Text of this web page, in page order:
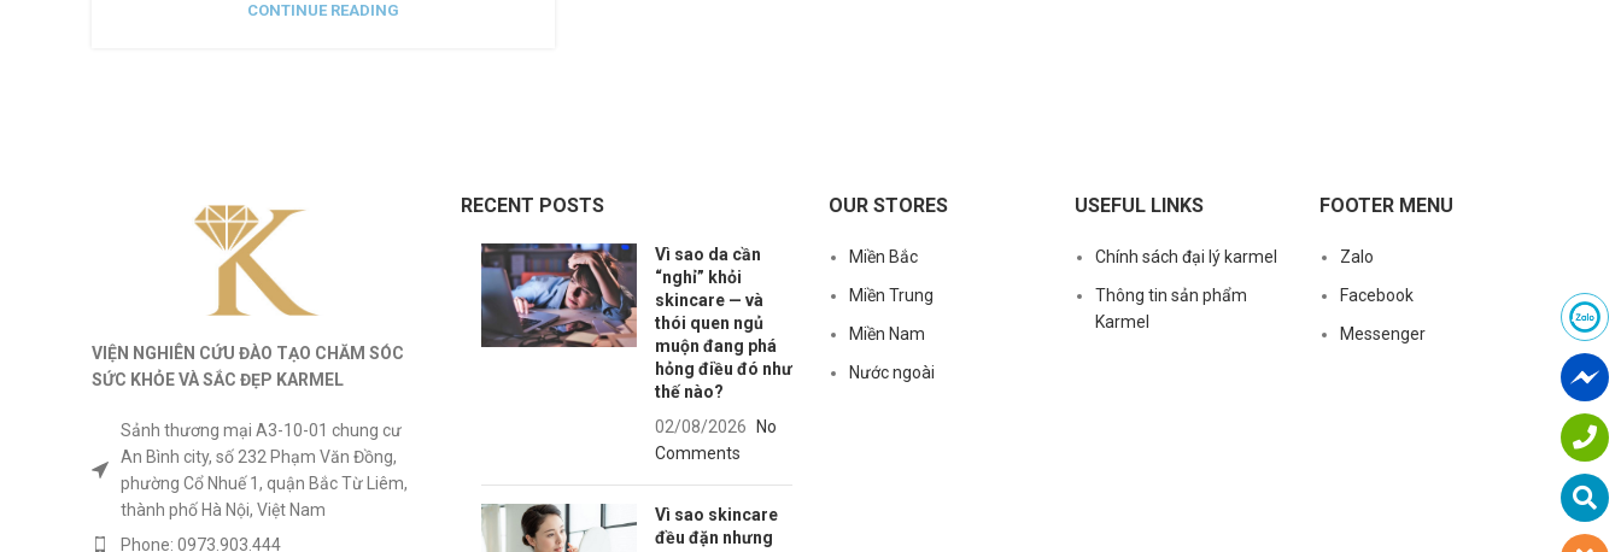
CONTINUE READING
VIỆN NGHIÊN CỨU ĐÀO TẠO CHĂM SÓC
SỨC KHỎEVÀSẮC ĐẸP KARMEL
Sảnh thương mại A3-10-01 chung cư
An Bình city, số 232 Phạm Văn Đồng,
phường Cổ Nhuế 1, quận Bắc Từ Liêm,
thành phố Hà Nội, Việt Nam
Phone: 0973.903.444
RECENT POSTS
Vì sao da cần
“nghỉ” khỏi
skincare — và
thói quen ngủ
muộn đang phá
hỏng điều đó như
thế nào?
02/08/2026
No
Comments
Vì sao skincare
đều đặn nhưng
OUR STORES
Miền Bắc
Miền Trung
Miền Nam
Nước ngoài
USEFUL LINKS
Chính sách đại lý karmel
Thông tin sản phẩm
Karmel
FOOTER MENU
Zalo
Facebook
Messenger